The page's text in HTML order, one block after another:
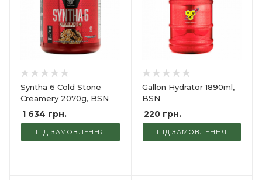
Syntha 6 Cold Stone
Creamery 2070g, BSN
1 634 грн.
ПІД ЗАМОВЛЕННЯ
Gallon Hydrator 1890ml,
BSN
220грн.
ПІД ЗАМОВЛЕННЯ